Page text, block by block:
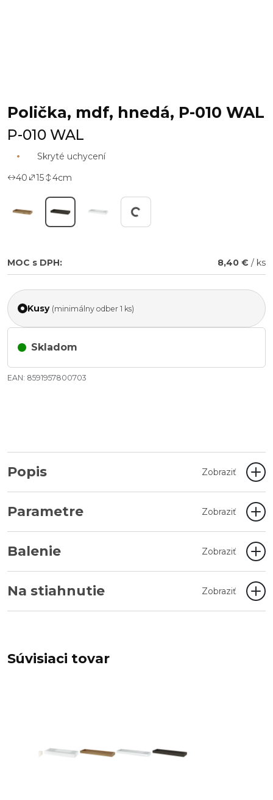
Polička, mdf, hnedá, P-010 WAL
P-010 WAL
Skryté uchycení
40
15 4cm
Working...
MOC s DPH: 8,40 € / ks
Kusy (minimálny odber 1 ks)
Skladom
EAN: 8591957800703
Popis Zobraziť
Parametre Zobraziť
Balenie Zobraziť
Na stiahnutie Zobraziť
Súvisiaci tovar